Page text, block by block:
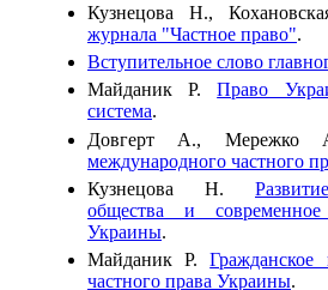
Кузнецова Н.,
журнала "Частное право".
Вступительное слово
Майданик Р.Право
система.
Довгерт А.,
международного частного
Кузнецова Н.
общества и
Украины.
Майданик Р.
частного права Украины.